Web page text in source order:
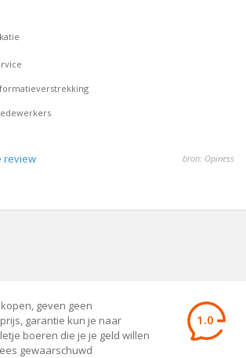
review bron: Opiness
geven geen
garantie kun je naar
boeren die je je geld willen
gewaarschuwd
1.0